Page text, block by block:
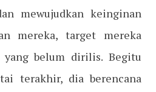
mewujudkan keinginan
mereka, target mereka
belum dirilis. Begitu
terakhir, dia berencana